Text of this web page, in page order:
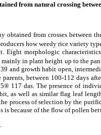
from natural crossing
obtained from crosses between
how weedy rice variety
Eight morphologic
in plant height up to the
and growth habit open,
between 100-112 days
117 das. The presence of
as well as similar flag leaf
process of selection by the
is because of the flow of pollen